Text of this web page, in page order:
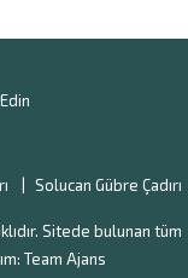
Solucan Gübre Çadırı
Sitede bulunan tüm
Team Ajans